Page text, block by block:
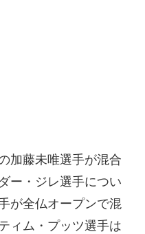
加藤未唯選手が混合
ー・ジレ選手につい
が全仏オープンで混
ィム・プッツ選手は